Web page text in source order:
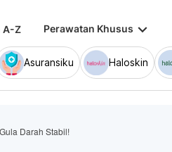
A-Z Perawatan Khusus keyboard_arrow_down
Asuransiku Haloskin
Darah Stabil!